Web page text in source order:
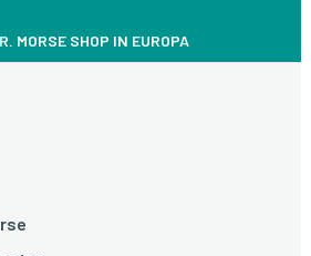
MORSE SHOP IN EUROPA